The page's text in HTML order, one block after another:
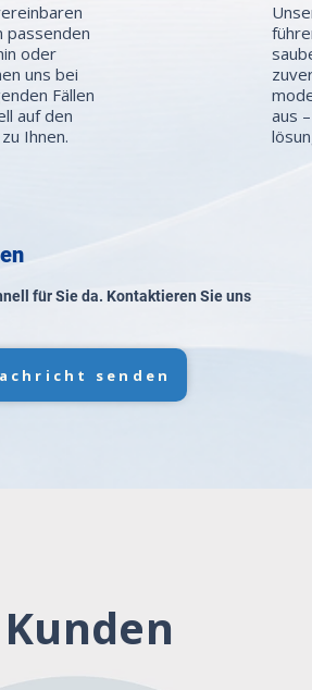
passenden
oder
uns bei
Fällen
auf den
Ihnen.
aus
für Sie da. Kontaktieren Sie uns
senden